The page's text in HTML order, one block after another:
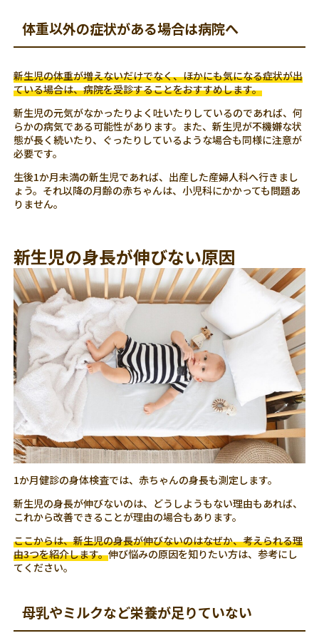
体重以外の症状がある場合は病院へ
新生児の体重が増えないだけでなく、ほかにも気になる症状が出
ている場合は、病院を受診することをおすすめします。
新生児の元気がなかったりよく吐いたりしているのであれば、何
らかの病気である可能性があります。また、新生児が不機嫌な状
態が長く続いたり、ぐったりしているような場合も同様に注意が
必要です。
生後1か月未満の新生児であれば、出産した産婦人科へ行きまし
ょう。それ以降の月齢の赤ちゃんは、小児科にかかっても問題あ
りません。
新生児の身長が伸びない原因
1か月健診の身体検査では、赤ちゃんの身長も測定します。
新生児の身長が伸びないのは、どうしようもない理由もあれば、
これから改善できることが理由の場合もあります。
ここからは、新生児の身長が伸びないのはなぜか、考えられる理
由3つを紹介します。伸び悩みの原因を知りたい方は、参考にし
てください。
母乳やミルクなど栄養が足りていない